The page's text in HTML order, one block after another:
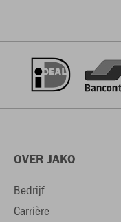
OVER JAKO
Bedrijf
Carrière